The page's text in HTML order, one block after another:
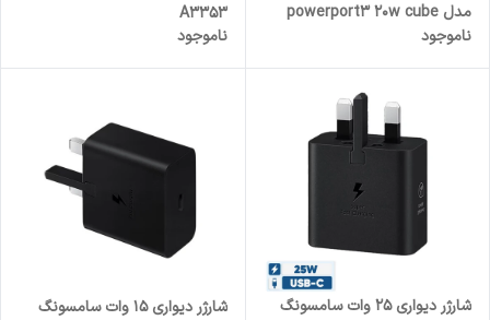
مدل powerport3 20w cube
A2149
ناموجود
A3353
ناموجود
شارژر دیواری 25 وات سامسونگ
شارژر دیواری 15 وات سامسونگ